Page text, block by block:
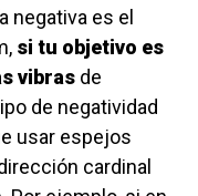
negativa es el
si tu objetivo es
vibras de
de negatividad
usar espejos
cardinal